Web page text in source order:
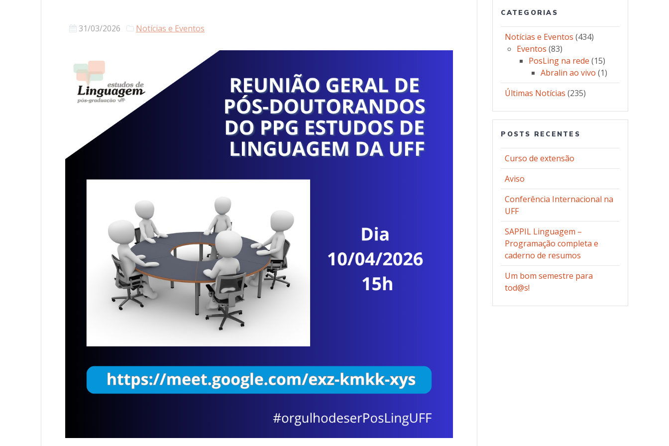
31/03/2026 Notícias e Eventos
CATEGORIAS
Notícias e Eventos (434)
Eventos (83)
PosLing na rede (15)
Abralin ao vivo (1)
Últimas Notícias (235)
POSTS RECENTES
Curso de extensão
Aviso
Conferência Internacional na
UFF
SAPPIL Linguagem –
Programação completa e
caderno de resumos
Um bom semestre para
tod@s!